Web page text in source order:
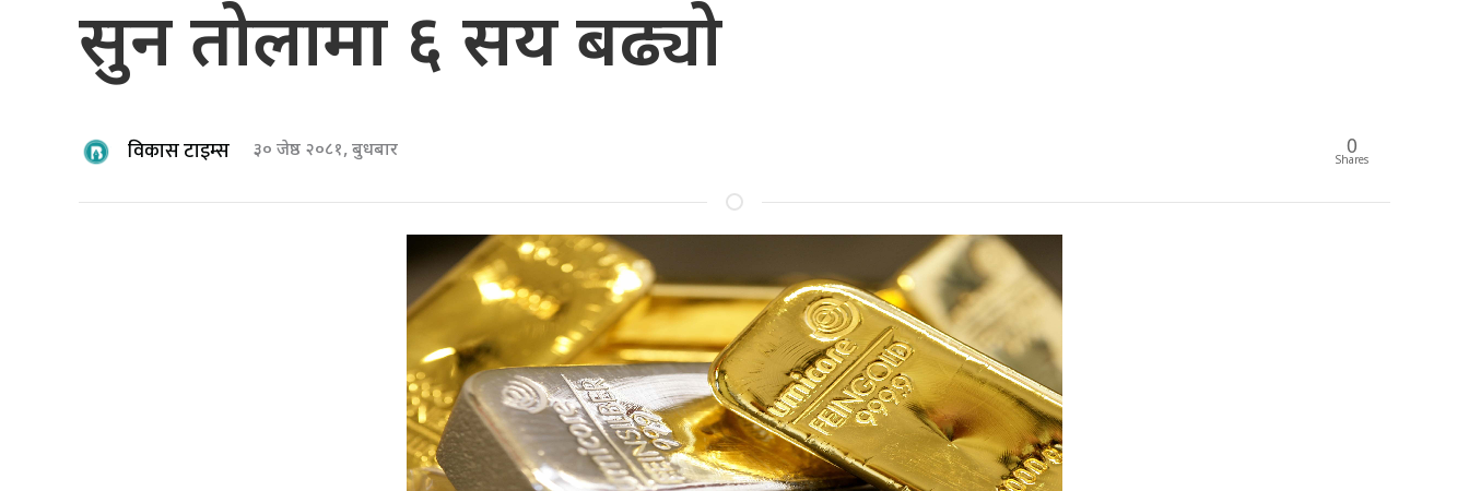
सुन तोलामा ६ सय बढ्यो
विकास टाइम्स ३० जेष्ठ २०८१, बुधबार 0
Shares